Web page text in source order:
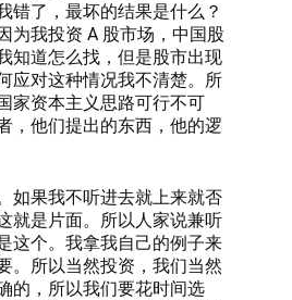
错了，最坏的结果是什么？
为我投资 A 股市场，中国股
知道怎么找，但是股市出现
应对这种情况我不清楚。所
家资本主义思路可行不可
，他们提出的东西，他的逻
如果我不听进去就上来就否
就是片面。所以人家说兼听
这个。我拿我自己的例子来
。所以当然投资，我们当然
的，所以我们要花时间选